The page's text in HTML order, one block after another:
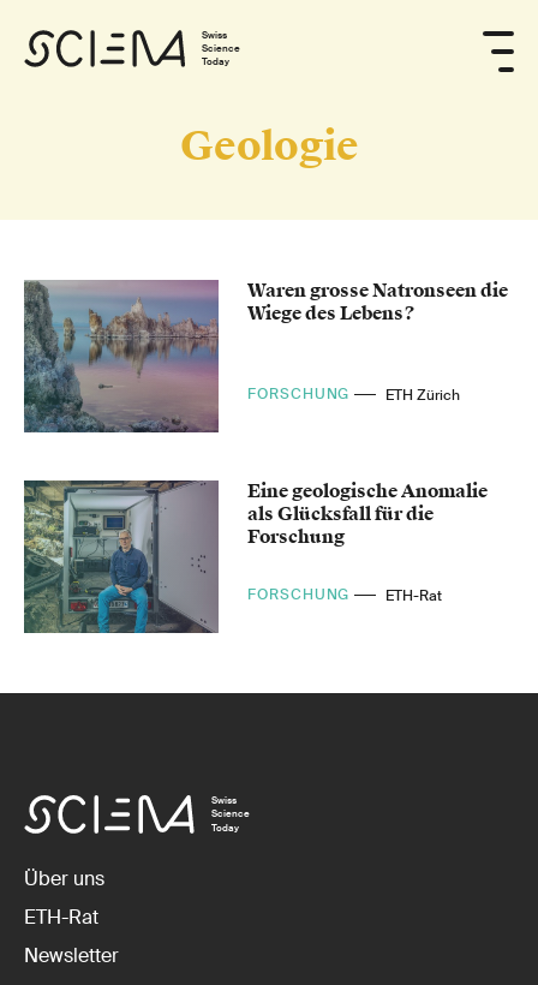
Swiss
Science
Today
Geologie
Waren grosse Natronseen die
Wiege des Lebens?
FORSCHUNG ETH Zürich
Eine geologische Anomalie
als Glücksfall für die
Forschung
FORSCHUNG ETH-Rat
Swiss
Science
Today
Über uns
ETH-Rat
Newsletter